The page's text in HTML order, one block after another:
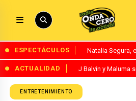
ESPECTÁCULOS Natalia Segura,
ACTUALIDAD J Balvin y Maluma
ENTRETENIMIENTO